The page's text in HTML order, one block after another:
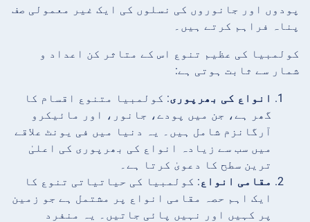
پودوں اور جانوروں کی نسلوں کی ایک غیر معمولی صف
پناہ فراہم کرتے ہیں۔
کولمبیا کی عظیم تنوع اس کے متاثر کن اعداد و
شمار سے ثابت ہوتی ہے:
انواع کی بھرپوری: کولمبیا متنوع اقسام کا
گھر ہے، جن میں پودے، جانور، اور مائیکرو
آرگانزم شامل ہیں۔ یہ دنیا میں فی یونٹ علاقے
میں سب سے زیادہ انواع کی بھرپوری کی اعلیٰ
ترین سطح کا دعویٰ کرتا ہے۔
مقامی انواع: کولمبیا کی حیاتیاتی تنوع کا
ایک اہم حصہ مقامی انواع پر مشتمل ہے جو زمین
پر کہیں اور نہیں پائی جاتیں۔ یہ منفرد